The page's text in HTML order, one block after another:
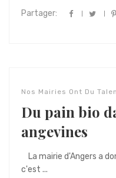
Partager:
Nos Mairies Ont Du
Du pain bio
angevines
La mairie d'Angers a
c'est ...